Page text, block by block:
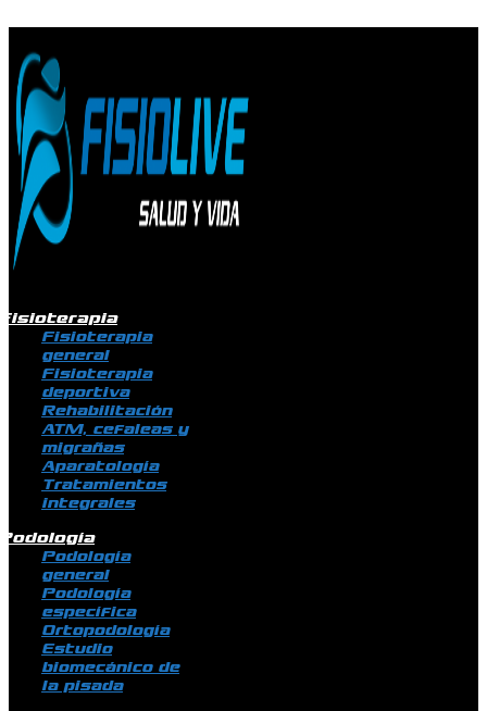
Fisioterapia
general
Fisioterapia
deportiva
Rehabilitación
ATM, cefaleas y
migrañas
Aparatología
Tratamientos
integrales
Podología
general
Podología
específica
Ortopodología
Estudio
biomecánico de
la pisada